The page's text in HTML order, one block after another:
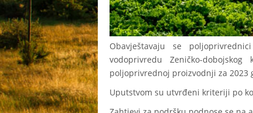
Obavještavaju se
vodoprivredu Zeničko-
poljoprivrednoj proizvodnji za 2023
Uputstvom su utvrđeni kriteriji po